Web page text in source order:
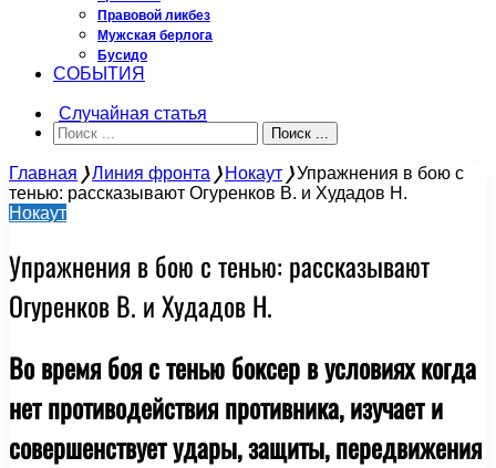
Правовой ликбез
Мужская берлога
Бусидо
СОБЫТИЯ
Случайная статья
Поиск ...
Главная ❭Линия фронта ❭ Нокаут ❭Упражнения в бою с
тенью: рассказывают Огуренков В. и Худадов Н.
Нокаут
Упражнения в бою с тенью: рассказывают
Огуренков В. и Худадов Н.
Во время боя с тенью боксер в условиях когда
нет противодействия противника, изучает и
совер­шенствует удары, защиты, передвижения